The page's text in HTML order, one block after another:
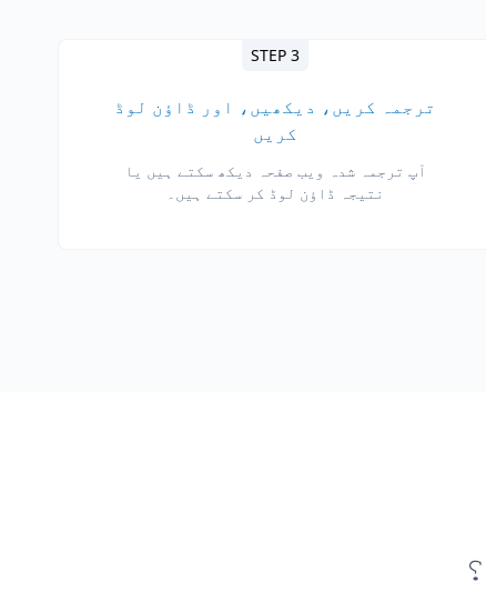
STEP 3
ترجمہ کریں، دیکھیں، اور ڈاؤن لوڈ
کریں
آپ ترجمہ شدہ ویب صفحہ دیکھ سکتے ہیں یا
نتیجہ ڈاؤن لوڈ کر سکتے ہیں۔